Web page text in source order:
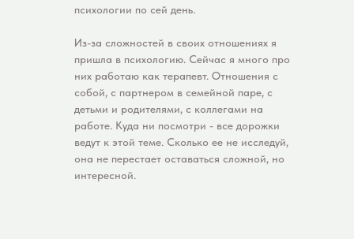
психологии по сей день.
Из-за сложностей в своих отношениях я
пришла в психологию. Сейчас я много про
них работаю как терапевт. Отношения с
собой, с партнером в семейной паре, с
детьми и родителями, с коллегами на
работе. Куда ни посмотри - все дорожки
ведут к этой теме. Сколько ее не исследуй,
она не перестает оставаться сложной, но
интересной.